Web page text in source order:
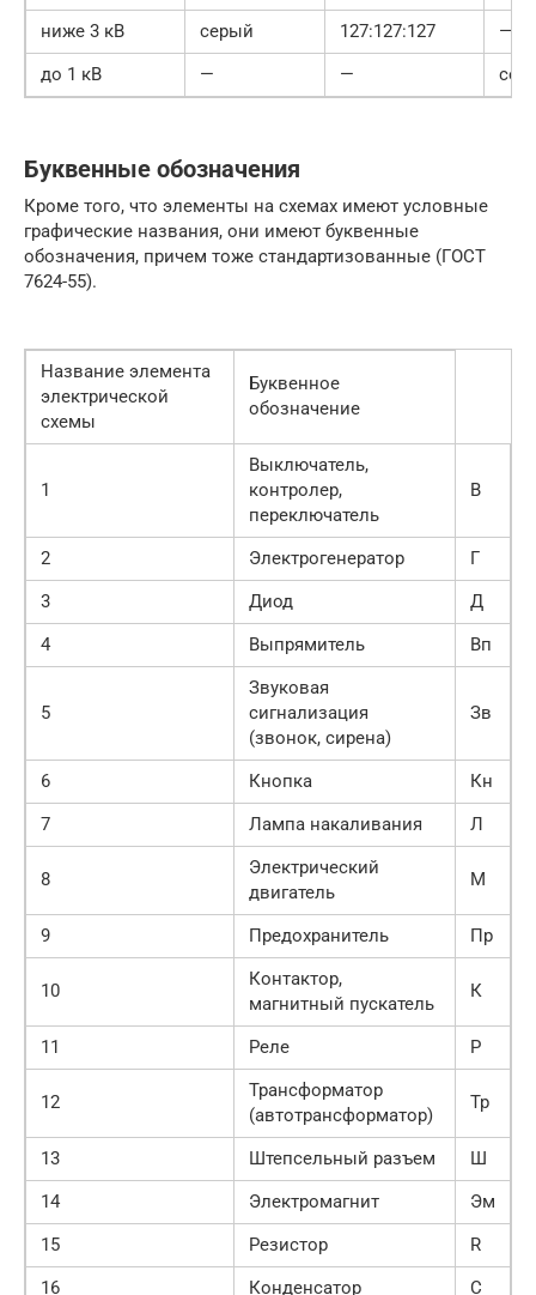
ниже 3 кВ серый 127:127:127
—
до 1 кВ
— —
Буквенные обозначения
Кроме того, что элементы на схемах имеют условные
графические названия, они имеют буквенные
обозначения, причем тоже стандартизованные (ГОСТ
7624-55).
Название элемента
электрической
схемы
Буквенное
обозначение
1
Выключатель,
контролер,
переключатель
В
2 Электрогенератор
Г
3
Диод
Д
4
Выпрямитель Вп
5
Звуковая
сигнализация
(звонок, сирена)
Зв
6 Кнопка
Кн
7
Лампа накаливания Л
8
Электрический
двигатель
М
9 Предохранитель Пр
10
Контактор,
магнитный пускатель
К
11 Реле Р
12
Трансформатор
(автотрансформатор)
Тр
13 Штепсельный разъем
Ш
14
Электромагнит
Эм
15
Резистор
R
16
Конденсатор С